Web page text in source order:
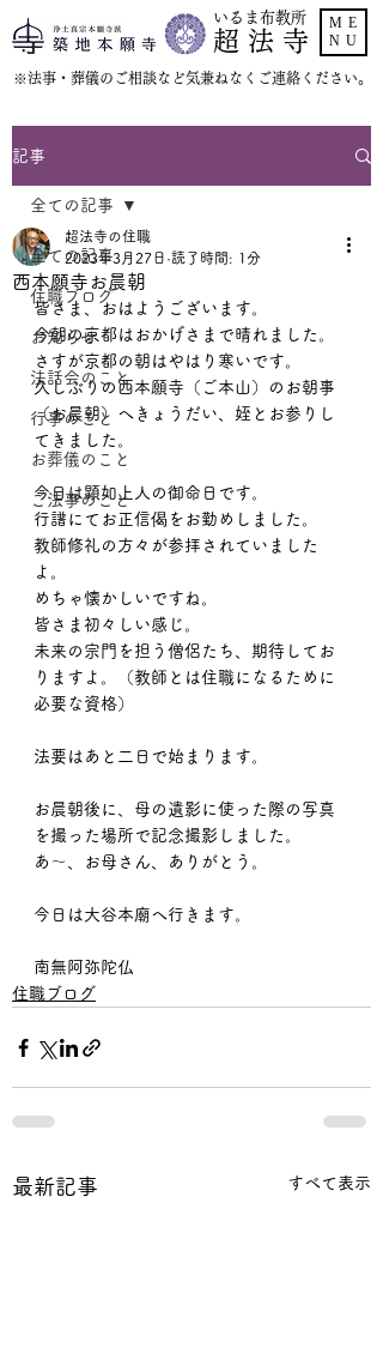
いるま布教所
超 法 寺
​※法事・葬儀のご相談など気兼ねなくご連絡ください。
ME
NU
記事
全ての記事
住職ブログ
お知らせ
法話会のこと
行事のこと
お葬儀のこと
ご法事のこと
全ての記事
西本願寺お晨朝
超法寺の住職
2023年3月27日 読了時間: 1分
皆さま、おはようございます。
今朝の京都はおかげさまで晴れました。
さすが京都の朝はやはり寒いです。
久しぶりの西本願寺（ご本山）のお朝事
（お晨朝）へきょうだい、姪とお参りし
てきました。
今日は顕如上人の御命日です。
行譜にてお正信偈をお勤めしました。
教師修礼の方々が参拝されていました
よ。
めちゃ懐かしいですね。
皆さま初々しい感じ。
未来の宗門を担う僧侶たち、期待してお
りますよ。（教師とは住職になるために
必要な資格）
法要はあと二日で始まります。
お晨朝後に、母の遺影に使った際の写真
を撮った場所で記念撮影しました。
あ〜、お母さん、ありがとう。
今日は大谷本廟へ行きます。
南無阿弥陀仏
住職ブログ
最新記事 すべて表示